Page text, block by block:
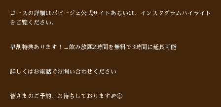
コースの詳細はパピージェ公式サイトあるいは、インスタグラムハイライト
をご覧ください。
早割特典あります！→飲み放題2時間を無料で3時間に延長可能
詳しくはお電話でお問い合わせください
皆さまのご予約、お待ちしております🍕😊